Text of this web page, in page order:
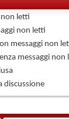
non letti
non letti
messaggi non
messaggi non
discussione